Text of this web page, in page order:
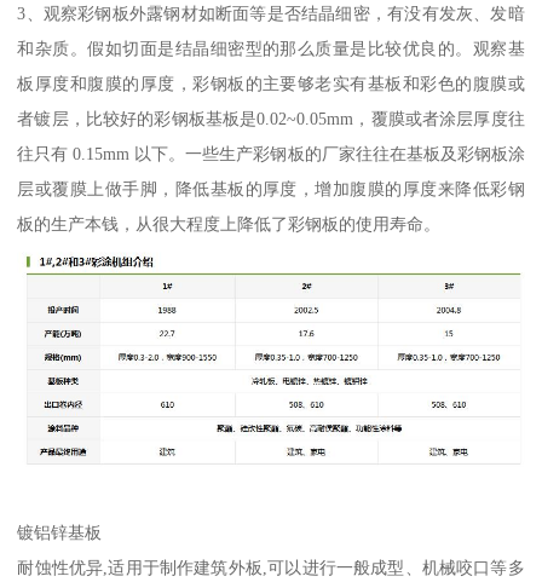
3、观察彩钢板外露钢材如断面等是否结晶细密，有没有发灰、发暗
和杂质。假如切面是结晶细密型的那么质量是比较优良的。观察基
板厚度和腹膜的厚度，彩钢板的主要够老实有基板和彩色的腹膜或
者镀层，比较好的彩钢板基板是0.02~0.05mm，覆膜或者涂层厚度往
往只有 0.15mm 以下。一些生产彩钢板的厂家往往在基板及彩钢板涂
层或覆膜上做手脚，降低基板的厚度，增加腹膜的厚度来降低彩钢
板的生产本钱，从很大程度上降低了彩钢板的使用寿命。
镀铝锌基板
耐蚀性优异,适用于制作建筑外板,可以进行一般成型、机械咬口等多